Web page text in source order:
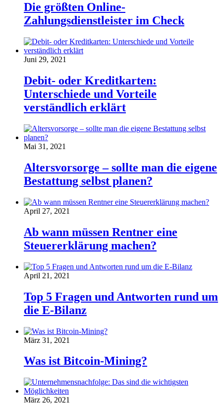
Die größten Online-
Zahlungsdienstleister im Check
Juni 29, 2021
Debit- oder Kreditkarten:
Unterschiede und Vorteile
verständlich erklärt
Mai 31, 2021
Altersvorsorge – sollte man die eigene
Bestattung selbst planen?
April 27, 2021
Ab wann müssen Rentner eine
Steuererklärung machen?
April 21, 2021
Top 5 Fragen und Antworten rund um
die E-Bilanz
März 31, 2021
Was ist Bitcoin-Mining?
März 26, 2021